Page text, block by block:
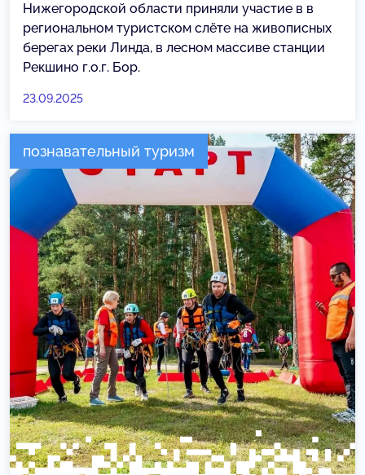
Нижегородской области приняли участие в в
региональном туристском слёте на живописных
берегах реки Линда, в лесном массиве станции
Рекшино г.о.г. Бор.
23.09.2025
познавательный туризм